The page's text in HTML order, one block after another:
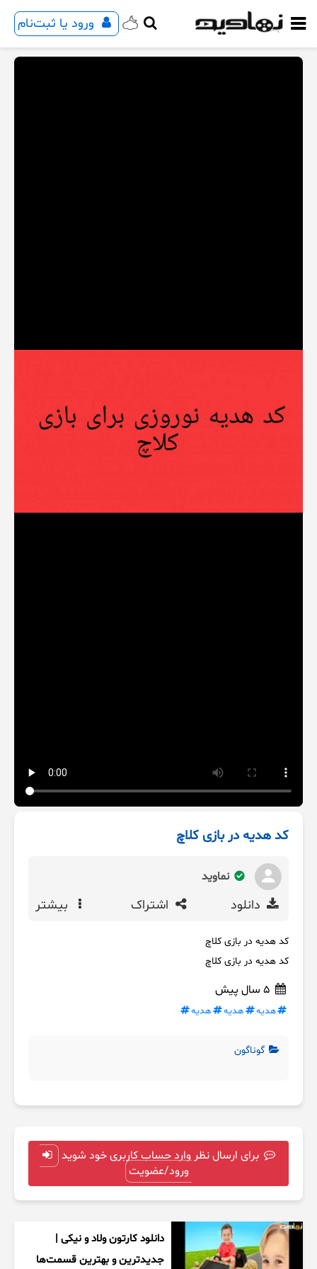
ورود یا ثبت‌نام
کد هدیه در بازی کلاچ
نماوید
دانلود اشتراک بیشتر
کد هدیه در بازی کلاچ
کد هدیه در بازی کلاچ
هدیه هدیه هدیه
گوناگون
برای ارسال نظر وارد حساب کاربری خود شوید
ورود/عضویت
دانلود کارتون ولاد و نیکی |
جدیدترین و بهترین قسمت‌ها